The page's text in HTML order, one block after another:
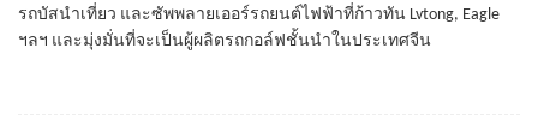
รถบัสนำเที่ยว และซัพพลายเออร์รถยนต์ไฟฟ้าที่ก้าวทัน Lvtong, Eagle
ฯลฯ และมุ่งมั่นที่จะเป็นผู้ผลิตรถกอล์ฟชั้นนำในประเทศจีน